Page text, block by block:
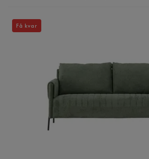
Få kvar